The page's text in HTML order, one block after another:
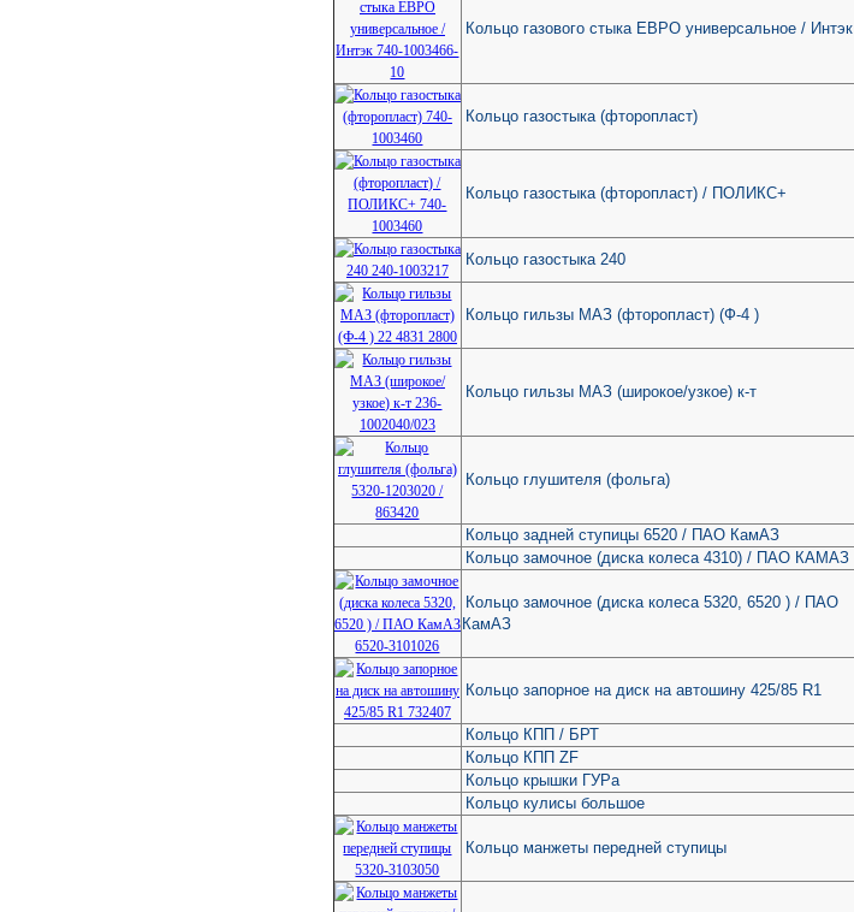
Кольцо газового стыка ЕВРО универсальное / Интэк
Кольцо газостыка (фторопласт)
Кольцо газостыка (фторопласт) / ПОЛИКС+
Кольцо газостыка 240
Кольцо гильзы МАЗ (фторопласт) (Ф-4 )
Кольцо гильзы МАЗ (широкое/узкое) к-т
Кольцо глушителя (фольга)
Кольцо задней ступицы 6520 / ПАО КамАЗ
Кольцо замочное (диска колеса 4310) / ПАО КАМАЗ
Кольцо замочное (диска колеса 5320, 6520 ) / ПАО
КамАЗ
Кольцо запорное на диск на автошину 425/85 R1
Кольцо КПП / БРТ
Кольцо КПП ZF
Кольцо крышки ГУРа
Кольцо кулисы большое
Кольцо манжеты передней ступицы